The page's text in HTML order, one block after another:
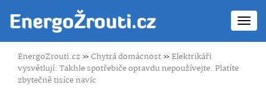
EnergoZrouti.cz»Chytrá domácnost»Elektrikáři
vysvětlují: Takhle spotřebiče opravdu nepoužívejte. Platíte
zbytečně tisíce navíc